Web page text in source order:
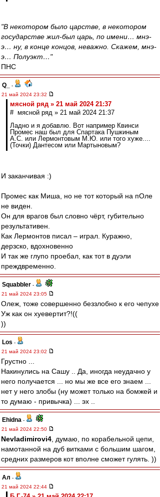
"В некотором было царстве, в некотором
государстве жил-был царь, по имени… мнэ-
э… ну, в конце концов, неважно. Скажем, мнэ-
э… Полуэкт…"
ПНС
Q_
-
21 май 2024 23:32
мясной ряд » 21 май 2024 21:37
# мясной ряд » 21 май 2024 21:37
Ладно и я добавлю. Вот например Квинси
Промес наш был для Спартака Пушкиным
А.С. или Лермонтовым М.Ю. или того хуже....
(Точки) Дантесом или Мартыновым?
И заканчивая :)
Промес как Миша, но не тот который на пОле
не виден.
Он для врагов был словно чёрт, губительно
результативен.
Как Лермонтов писал – играл. Куражно,
дерзско, вдохновенно
И так же глупо проебал, как тот в дуэли
преждвременно.
Squabbler -
21 май 2024 23:05
Олеж, тоже совершенно беззлобно к его чепухе
Уж как он хуевертит?!((
))
Los -
21 май 2024 23:02
Грустно ...
Накинулись на Сашу .. Да, иногда неудачно у
него получается ... но мы же все его знаем ...
нет у него злобы (ну может только на бомжей и
то думаю - привычка) ... эх ..
Ehidna -
21 май 2024 22:50
Nevladimirovi4 , думаю, по корабельной цепи,
намотанной на дуб витками с большим шагом,
средних размеров кот вполне сможет гулять. ))
Ал -
21 май 2024 22:44